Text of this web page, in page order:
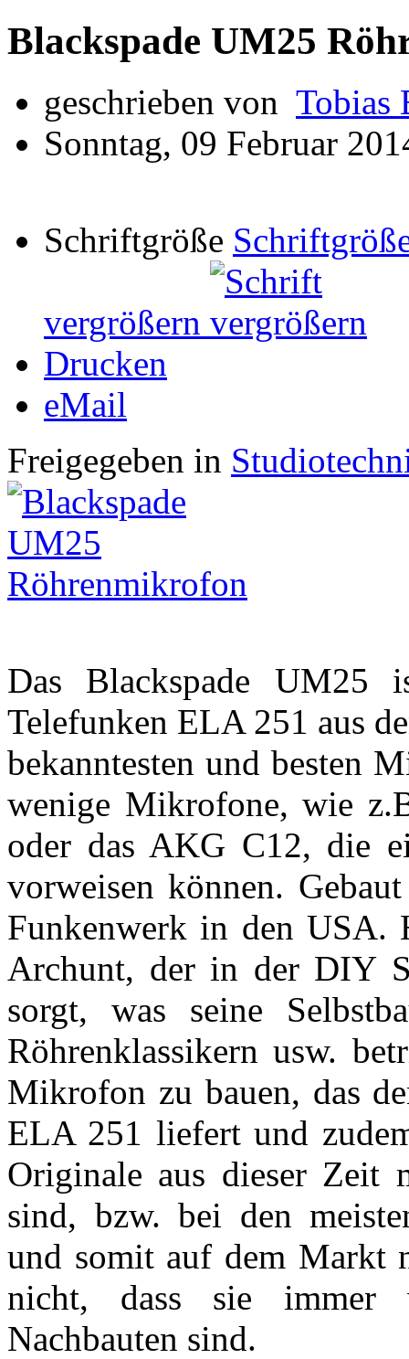
Blackspade UM25
geschrieben von Tobias
Sonntag, 09 Februar
Schriftgröße
vergrößern
Drucken
eMail
Freigegeben in
Das Blackspade UM25
Telefunken ELA 251 aus
bekanntesten und besten
wenige Mikrofone, wie
oder das AKG C12, die
vorweisen können.
Funkenwerk in den USA.
Archunt, der in der DIY
sorgt, was seine
Röhrenklassikern usw.
Mikrofon zu bauen, das
ELA 251 liefert und
Originale aus dieser Zeit
sind, bzw. bei den
und somit auf dem Markt
nicht, dass sie immer
Nachbauten sind.